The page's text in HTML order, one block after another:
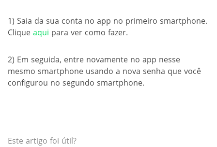
1) Saia da sua conta no app no primeiro smartphone.
Clique aqui para ver como fazer.
2) Em seguida, entre novamente no app nesse
mesmo smartphone usando a nova senha que você
configurou no segundo smartphone.
Este artigo foi útil?